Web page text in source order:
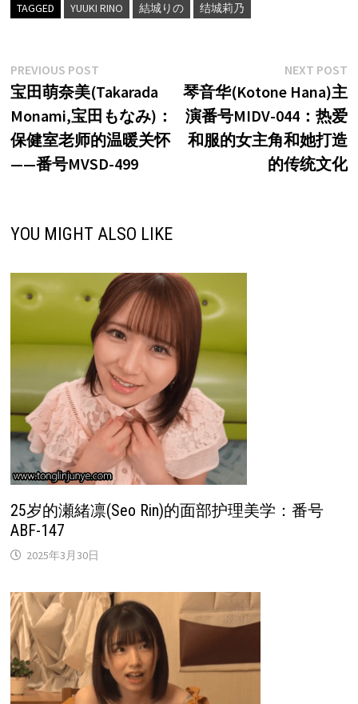
TAGGED YUUKI RINO 結城りの 结城莉乃
文
章
导
航
PREVIOUS POSTPrevious
post:
宝田萌奈美(Takarada
Monami,宝田もなみ)：
保健室老师的温暖关怀
——番号MVSD-499
NEXT POST
琴音华(Kotone Hana)主
演番号MIDV-044：热爱
和服的女主角和她打造
的传统文化
YOU MIGHT ALSO LIKE
25岁的瀬緒凛(Seo Rin)的面部护理美学：番号
ABF-147
2025年3月30日